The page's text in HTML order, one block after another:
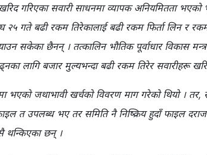
गरिएका सवारी साधनमा व्यापक अनियमितता
२५ गते बढी रकम तिरेकालाई बढी रकम फिर्ता लिन र
सकेका छैनन् । तत्कालिन भौतिक पूर्वाधार विकास
लागि बजार मुल्यभन्दा बढी रकम तिरेर सवारीहरू
भएको जथाभावी खर्चको विवरण माग गरेको थियो ।
त उपलब्ध भए तर समिति नै निष्क्रिय हुदाँ फाइल
थन्किएका छन् ।